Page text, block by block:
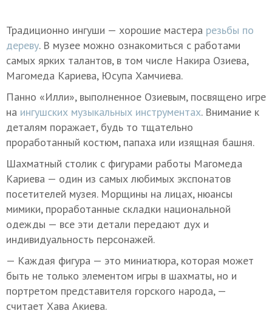
Традиционно ингуши — хорошие мастера резьбы по
дереву. В музее можно ознакомиться с работами
самых ярких талантов, в том числе Накира Озиева,
Магомеда Кариева, Юсупа Хамчиева.
Панно «Илли», выполненное Озиевым, посвящено игре
на ингушских музыкальных инструментах. Внимание к
деталям поражает, будь то тщательно
проработанный костюм, папаха или изящная башня.
Шахматный столик с фигурами работы Магомеда
Кариева — один из самых любимых экспонатов
посетителей музея. Морщины на лицах, нюансы
мимики, проработанные складки национальной
одежды — все эти детали передают дух и
индивидуальность персонажей.
— Каждая фигура — это миниатюра, которая может
быть не только элементом игры в шахматы, но и
портретом представителя горского народа, —
считает Хава Акиева.